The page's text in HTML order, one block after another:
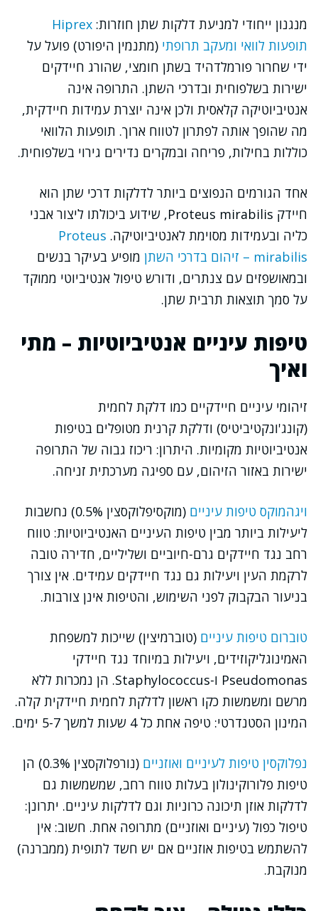
מנגנון ייחודי למניעת דלקות שתן חוזרות: Hiprex
תופעות לוואי ומעקב תרופתי (מתנמין היפורט) פועל על
ידי שחרור פורמלדהיד בשתן חומצי, שהורג חיידקים
ישירות בשלפוחית ובדרכי השתן. התרופה אינה
אנטיביוטיקה קלאסית ולכן אינה יוצרת עמידות חיידקית,
מה שהופך אותה לפתרון לטווח ארוך. תופעות הלוואי
כוללות בחילות, פריחה ובמקרים נדירים גירוי בשלפוחית.
אחד הגורמים הנפוצים ביותר לדלקות דרכי שתן הוא
חיידק Proteus mirabilis, שידוע ביכולתו ליצור אבני
כליה ובעמידות מסוימת לאנטיביוטיקה. Proteus
mirabilis – זיהום בדרכי השתן
מופיע בעיקר בנשים
ובמאושפזים עם צנתרים, ודורש טיפול אנטיביוטי ממוקד
על סמך תוצאות תרבית שתן.
טיפות עיניים אנטיביוטיות – מתי
ואיך
זיהומי עיניים חיידקיים כמו דלקת לחמית
(קונג'ונקטיביטיס) ודלקת קרנית מטופלים בטיפות
אנטיביוטיות מקומיות. היתרון: ריכוז גבוה של התרופה
ישירות באזור הזיהום, עם ספיגה מערכתית זניחה.
ויגהמוקס טיפות עיניים
(מוקסיפלוקסצין 0.5%) נחשבות
ליעילות ביותר מבין טיפות העיניים האנטיביוטיות: טווח
רחב נגד חיידקים גרם-חיוביים ושליליים, חדירה טובה
לרקמת העין ויעילות גם נגד חיידקים עמידים. אין צורך
בניעור הבקבוק לפני השימוש, והטיפות אינן צורבות.
טוברום טיפות עיניים (טוברמיצין) שייכות למשפחת
האמינוגליקוזידים, ויעילות במיוחד נגד חיידקי
Pseudomonas ו-Staphylococcus. הן נמכרות ללא
מרשם ומשמשות כקו ראשון לדלקת לחמית חיידקית קלה.
המינון הסטנדרטי: טיפה אחת כל 4 שעות למשך 5-7 ימים.
נפלוקסין טיפות לעיניים ואוזניים
(נורפלוקסצין 0.3%) הן
טיפות פלורוקינולון בעלות טווח רחב, שמשמשות גם
לדלקות אוזן תיכונה כרוניות וגם לדלקות עיניים. יתרונן:
טיפול כפול (עיניים ואוזניים) מתרופה אחת. חשוב: אין
להשתמש בטיפות אוזניים אם יש חשד לתופית (ממברנה)
מנוקבת.